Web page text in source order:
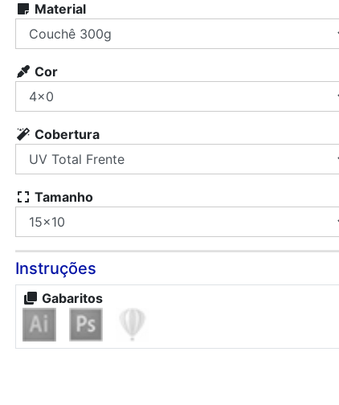
Material
Cor
Cobertura
Tamanho
Instruções
Gabaritos